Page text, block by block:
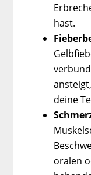
hast.
deine
oralen